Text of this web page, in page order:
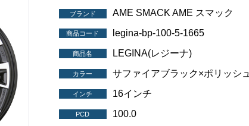
ブランド AME SMACK AME スマック
商品コード legina-bp-100-5-1665
商品名 LEGINA(レジーナ)
カラー サファイアブラック×ポリッシュ
インチ 16インチ
PCD 100.0